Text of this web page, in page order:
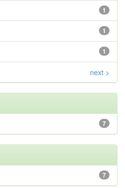
1
1
1
next >
7
7